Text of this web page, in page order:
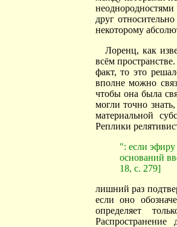
друг
некоторому
Лоренц, как
всём
факт, то это
вполне можно
чтобы она была
могли точно
материальной
Реплики
": если
оснований
18, с. 279]
лишний раз
если оно
определяет
Распространение